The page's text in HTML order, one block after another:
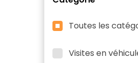
Toutes les
Visites en